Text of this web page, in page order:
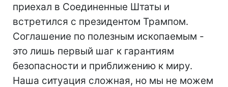
приехал в Соединенные Штаты и
встретился с президентом Трампом.
Соглашение по полезным ископаемым -
это лишь первый шаг к гарантиям
безопасности и приближению к миру.
Наша ситуация сложная, но мы не можем